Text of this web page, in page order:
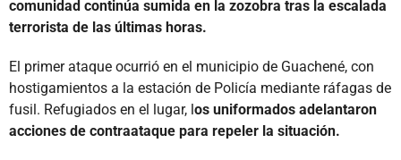
comunidad continúa sumida en la zozobra tras la escalada
terrorista de las últimas horas.
El primer ataque ocurrió en el municipio de Guachené, con
hostigamientos a la estación de Policía mediante ráfagas de
fusil. Refugiados en el lugar, los uniformados adelantaron
acciones de contraataque para repeler la situación.